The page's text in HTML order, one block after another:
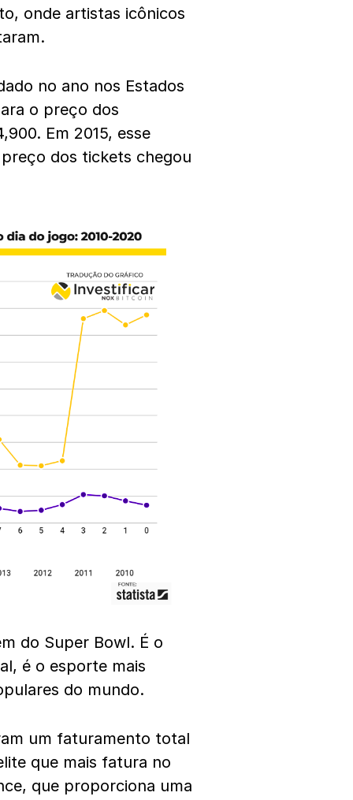
onde artistas icônicos
no ano nos Estados
o preço dos
Em 2015, esse
dos tickets chegou
do Super Bowl. É o
é o esporte mais
do mundo.
um faturamento total
que mais fatura no
que proporciona uma